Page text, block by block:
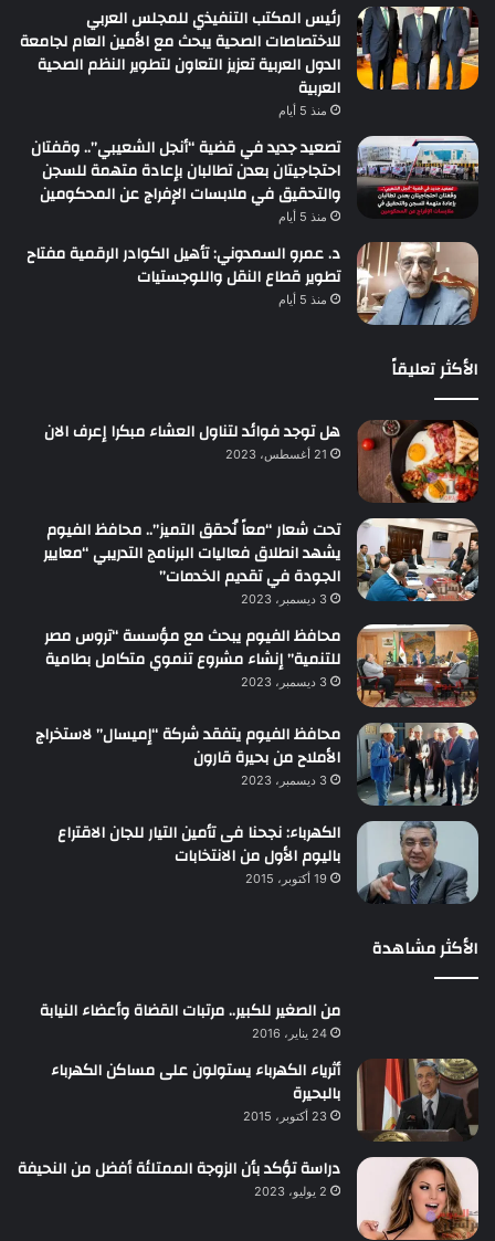
رئيس المكتب التنفيذي للمجلس العربي
للاختصاصات الصحية يبحث مع الأمين العام لجامعة
الدول العربية تعزيز التعاون لتطوير النظم الصحية
العربية
منذ 5 أيام
تصعيد جديد في قضية “أنجل الشعيبي”.. وقفتان
احتجاجيتان بعدن تطالبان بإعادة متهمة للسجن
والتحقيق في ملابسات الإفراج عن المحكومين
منذ 5 أيام
د. عمرو السمدوني: تأهيل الكوادر الرقمية مفتاح
تطوير قطاع النقل واللوجستيات
منذ 5 أيام
الأكثر تعليقاً
هل توجد فوائد لتناول العشاء مبكرا إعرف الان
21 أغسطس، 2023
تحت شعار “معاً نُحقق التميز”.. محافظ الفيوم
يشهد انطلاق فعاليات البرنامج التدريبي “معايير
الجودة في تقديم الخدمات”
3 ديسمبر، 2023
محافظ الفيوم يبحث مع مؤسسة “تروس مصر
للتنمية” إنشاء مشروع تنموي متكامل بطامية
3 ديسمبر، 2023
محافظ الفيوم يتفقد شركة “إميسال” لاستخراج
الأملاح من بحيرة قارون
3 ديسمبر، 2023
الكهرباء: نجحنا فى تأمين التيار للجان الاقتراع
باليوم الأول من الانتخابات
19 أكتوبر، 2015
الأكثر مشاهدة
من الصغير للكبير.. مرتبات القضاة وأعضاء النيابة
24 يناير، 2016
أثرياء الكهرباء يستولون على مساكن الكهرباء
بالبحيرة
23 أكتوبر، 2015
دراسة تؤكد بأن الزوجة الممتلئة أفضل من النحيفة
2 يوليو، 2023